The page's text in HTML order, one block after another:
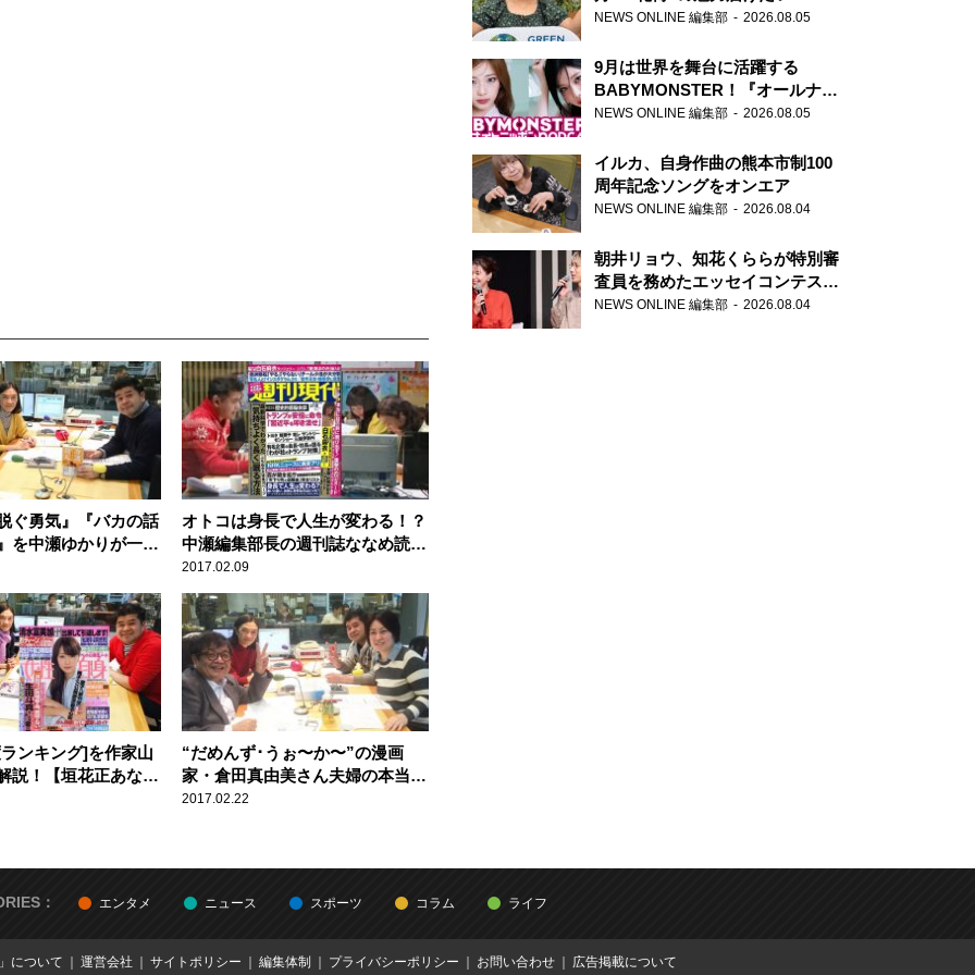
ぐ勇気』『バカの話
を中瀬ゆかりが一刀
オトコは身長で人生が変わる！？
中瀬編集部長の週刊誌ななめ読み
【垣花正あなたとハッピー！】
2017.02.09
ンキング]を作家山
説！【垣花正あなた
“だめんず･うぉ〜か〜”の漫画
家・倉田真由美さん夫婦の本当に
あった怖い話とは？！【垣花正あ
2017.02.22
NEWS ONLINE 編集部 2026.08.05
9月は世界を舞台に活躍する
BABYMONSTER！『オールナイ
トニッポンPODCAST』月替わり
NEWS ONLINE 編集部 2026.08.05
イルカ、自身作曲の熊本市制100
周年記念ソングをオンエア
NEWS ONLINE 編集部 2026.08.04
朝井リョウ、知花くららが特別審
査員を務めたエッセイコンテスト
の特別番組「#いまあなたに伝え
NEWS ONLINE 編集部 2026.08.04
： エンタメ ニュース スポーツ コラム ライフ
について 運営会社 サイトポリシー 編集体制 プライバシーポリシー お問い合わせ 広告掲載について